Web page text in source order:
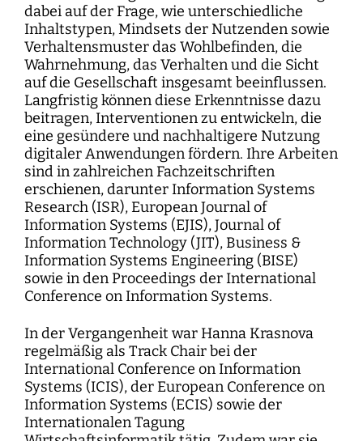
dabei auf der Frage, wie unterschiedliche
Inhaltstypen, Mindsets der Nutzenden sowie
Verhaltensmuster das Wohlbefinden, die
Wahrnehmung, das Verhalten und die Sicht
auf die Gesellschaft insgesamt beeinflussen.
Langfristig können diese Erkenntnisse dazu
beitragen, Interventionen zu entwickeln, die
eine gesündere und nachhaltigere Nutzung
digitaler Anwendungen fördern. Ihre Arbeiten
sind in zahlreichen Fachzeitschriften
erschienen, darunter Information Systems
Research (ISR), European Journal of
Information Systems (EJIS), Journal of
Information Technology (JIT), Business &
Information Systems Engineering (BISE)
sowie in den Proceedings der International
Conference on Information Systems.
In der Vergangenheit war Hanna Krasnova
regelmäßig als Track Chair bei der
International Conference on Information
Systems (ICIS), der European Conference on
Information Systems (ECIS) sowie der
Internationalen Tagung